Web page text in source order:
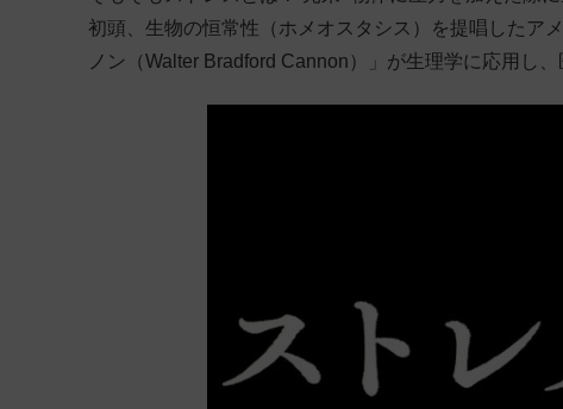
初頭、生物の恒常性（ホメオスタシス）を提唱したア
ノン（Walter Bradford Cannon）」が生理学に応用し